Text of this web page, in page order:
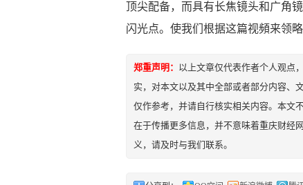
顶尖配备，而具有长焦镜头和广角
闪光点。使我们根据这篇视頻来领
郑重声明： 以上文章仅代表作者个人观点
实，对本文以及其中全部或者部分内容、
仅作参考，并请自行核实相关内容。本文
在于传播更多信息，并不意味着重庆财经
义，请及时与我们联系。